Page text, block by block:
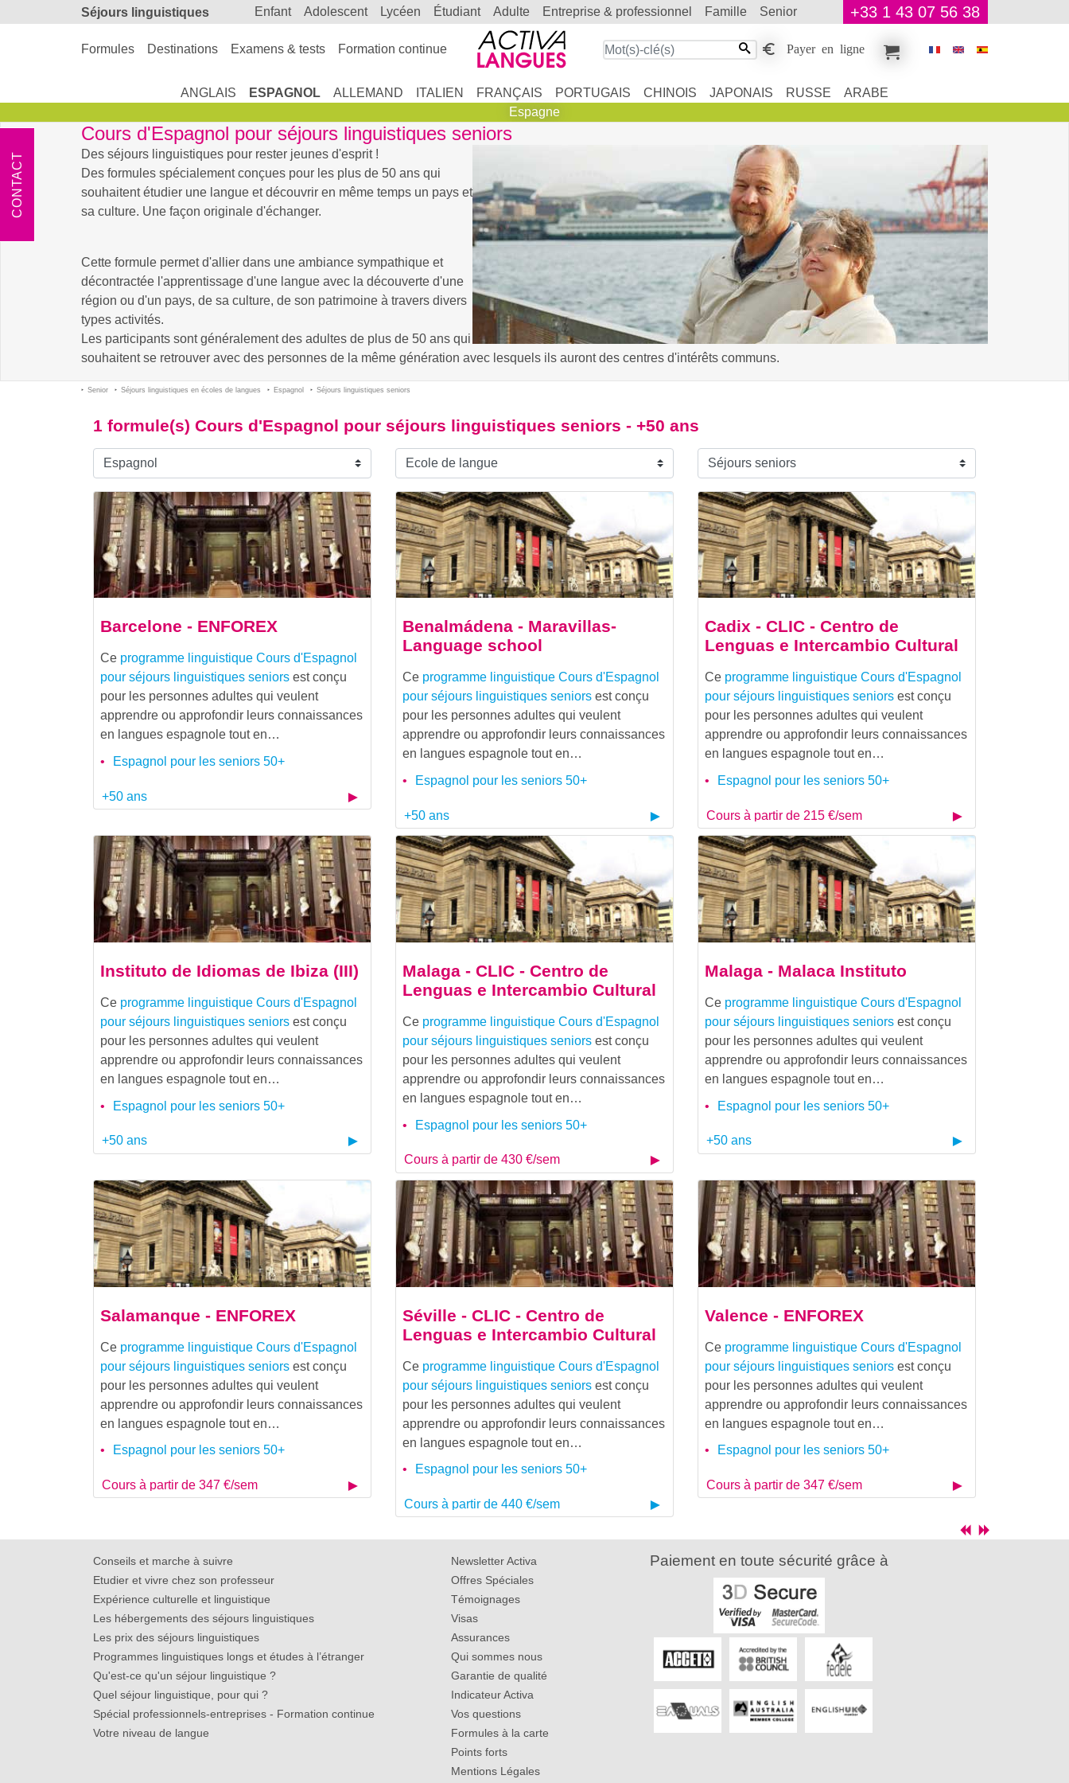
Séjours linguistiques enfant adolescent lycéen étudiant adulte entreprise & professionnel famille senior +33 1 43 07 56 38
Formules Destinations Examens & tests Formation continue Payer en ligne
ANGLAIS ESPAGNOL ALLEMAND ITALIEN FRANÇAIS PORTUGAIS CHINOIS JAPONAIS RUSSE
ARABE
Espagne
Cours d'Espagnol pour séjours linguistiques seniors
Des séjours linguistiques pour rester jeunes d'esprit !
Des formules spécialement conçues pour les plus de 50 ans qui
souhaitent étudier une langue et découvrir en même temps un pays et
sa culture. Une façon originale d'échanger.
Cette formule permet d'allier dans une ambiance sympathique et
décontractée l'apprentissage d'une langue avec la découverte d'une
région ou d'un pays, de sa culture, de son patrimoine à travers divers
types activités.
Les participants sont généralement des adultes de plus de 50 ans qui
souhaitent se retrouver avec des personnes de la même génération avec lesquels ils auront des centres d'intérêts communs.
Senior Séjours linguistiques en écoles de langues Espagnol Séjours linguistiques seniors
1 formule(s) Cours d'Espagnol pour séjours linguistiques seniors - +50 ans
Barcelone - ENFOREX
Ce programme linguistique Cours d'Espagnol
pour séjours linguistiques seniors est conçu
pour les personnes adultes qui veulent
apprendre ou approfondir leurs connaissances
en langues espagnole tout en…
Espagnol pour les seniors 50+
+50 ans
Benalmádena - Maravillas-
Language school
Ce programme linguistique Cours d'Espagnol
pour séjours linguistiques seniorsest conçu
pour les personnes adultes qui veulent
apprendre ou approfondir leurs connaissances
en langues espagnole tout en…
Espagnol pour les seniors 50+
+50 ans
Cadix - CLIC - Centro de
Lenguas e Intercambio Cultural
Ce programme linguistique Cours d'Espagnol
pour séjours linguistiques seniorsest conçu
pour les personnes adultes qui veulent
apprendre ou approfondir leurs connaissances
en langues espagnole tout en…
Espagnol pour les seniors 50+
Cours à partir de 215 €/sem
Instituto de Idiomas de Ibiza (III)
Ce programme linguistique Cours d'Espagnol
pour séjours linguistiques seniors est conçu
pour les personnes adultes qui veulent
apprendre ou approfondir leurs connaissances
en langues espagnole tout en…
Espagnol pour les seniors 50+
+50 ans
Malaga - CLIC - Centro de
Lenguas e Intercambio Cultural
Ce programme linguistique Cours d'Espagnol
pour séjours linguistiques seniorsest conçu
pour les personnes adultes qui veulent
apprendre ou approfondir leurs connaissances
en langues espagnole tout en…
Espagnol pour les seniors 50+
Cours à partir de 430 €/sem
Malaga - Malaca Instituto
Ce programme linguistique Cours d'Espagnol
pour séjours linguistiques seniorsest conçu
pour les personnes adultes qui veulent
apprendre ou approfondir leurs connaissances
en langues espagnole tout en…
Espagnol pour les seniors 50+
+50 ans
Salamanque - ENFOREX
Ce programme linguistique Cours d'Espagnol
pour séjours linguistiques seniors est conçu
pour les personnes adultes qui veulent
apprendre ou approfondir leurs connaissances
en langues espagnole tout en…
Espagnol pour les seniors 50+
Cours à partir de 347 €/sem
Séville - CLIC - Centro de
Lenguas e Intercambio Cultural
Ce programme linguistique Cours d'Espagnol
pour séjours linguistiques seniorsest conçu
pour les personnes adultes qui veulent
apprendre ou approfondir leurs connaissances
en langues espagnole tout en…
Espagnol pour les seniors 50+
Cours à partir de 440 €/sem
Valence - ENFOREX
Ce programme linguistique Cours d'Espagnol
pour séjours linguistiques seniorsest conçu
pour les personnes adultes qui veulent
apprendre ou approfondir leurs connaissances
en langues espagnole tout en…
Espagnol pour les seniors 50+
Cours à partir de 347 €/sem
CONTACT
Conseils et marche à suivre
Etudier et vivre chez son professeur
Expérience culturelle et linguistique
Les hébergements des séjours linguistiques
Les prix des séjours linguistiques
Programmes linguistiques longs et études à l’étranger
Qu'est-ce qu'un séjour linguistique ?
Quel séjour linguistique, pour qui ?
Spécial professionnels-entreprises - Formation continue
Votre niveau de langue
Newsletter Activa
Offres Spéciales
Témoignages
Visas
Assurances
Qui sommes nous
Garantie de qualité
Indicateur Activa
Vos questions
Formules à la carte
Points forts
Mentions Légales
Paiement en toute sécurité grâce à